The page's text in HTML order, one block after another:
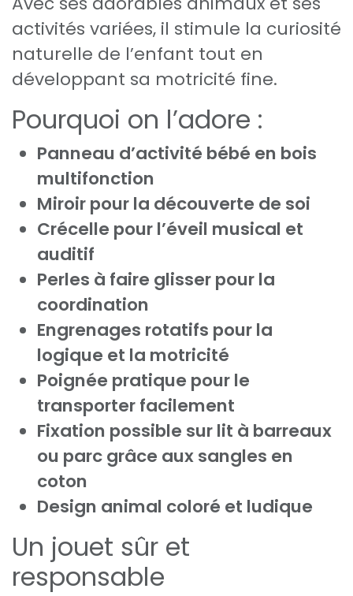
activités variées, il stimule la curiosité
naturelle de l’enfant tout en
développant sa motricité fine.
Pourquoi on l’adore :
Panneau d’activité bébé en bois
multifonction
Miroir pour la découverte de soi
Crécelle pour l’éveil musical et
auditif
Perles à faire glisser pour la
coordination
Engrenages rotatifs pour la
logique et la motricité
Poignée pratique pour le
transporter facilement
Fixation possible sur lit à barreaux
ou parc grâce aux sangles en
coton
Design animal coloré et ludique
Un jouet sûr et
responsable